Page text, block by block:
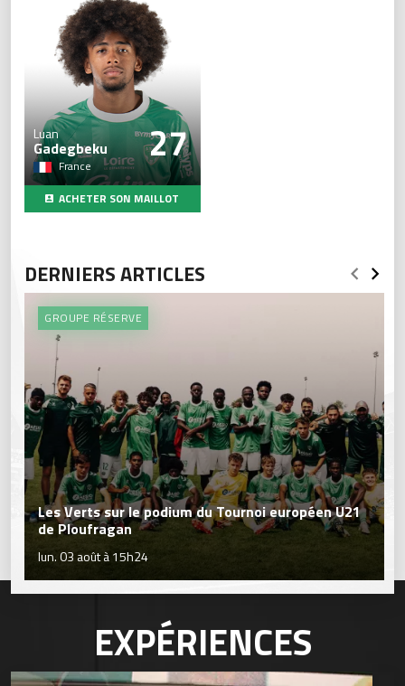
27
Luan
Gadegbeku
France
ACHETER SON MAILLOT
DERNIERS ARTICLES
GROUPE RÉSERVE
Les Verts sur le podium du Tournoi européen U21
de Ploufragan
lun. 03 août à 15h24
EXPÉRIENCES